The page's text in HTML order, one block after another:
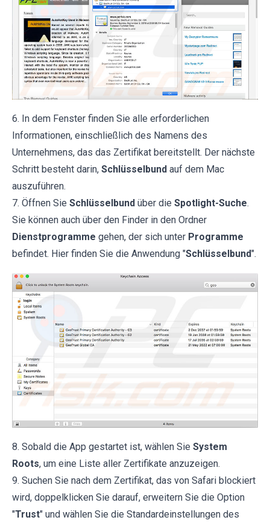
6. In dem Fenster finden Sie alle erforderlichen
Informationen, einschließlich des Namens des
Unternehmens, das das Zertifikat bereitstellt. Der nächste
Schritt besteht darin, Schlüsselbund auf dem Mac
auszuführen.
7. Öffnen Sie Schlüsselbund über die Spotlight-Suche.
Sie können auch über den Finder in den Ordner
Dienstprogramme gehen, der sich unter Programme
befindet. Hier finden Sie die Anwendung "Schlüsselbund".
8. Sobald die App gestartet ist, wählen Sie System
Roots, um eine Liste aller Zertifikate anzuzeigen.
9. Suchen Sie nach dem Zertifikat, das von Safari blockiert
wird, doppelklicken Sie darauf, erweitern Sie die Option
"Trust" und wählen Sie die Standardeinstellungen des